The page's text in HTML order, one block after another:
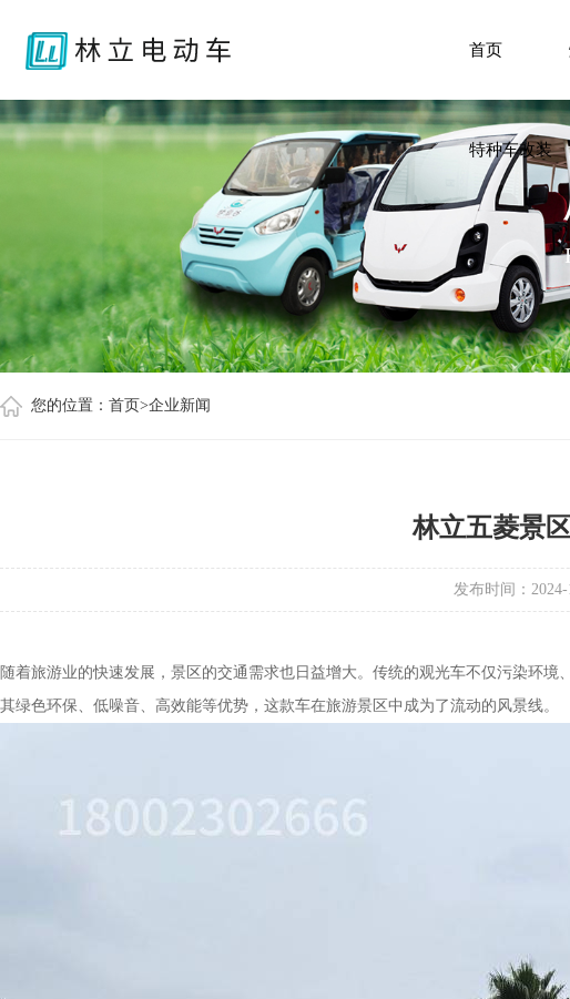
首页
特种车改装
您的位置： 首页>企业新闻
林立五菱景
发布时间：2024-
随着旅游业的快速发展，景区的交通需求也日益增大。传统的观光车不仅污染环
其绿色环保、低噪音、高效能等优势，这款车在旅游景区中成为了流动的风景线。